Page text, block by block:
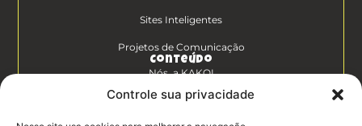
Controle sua privacidade
Sites Inteligentes
Projetos de Comunicação
Conteúdo
Nós, a KAKOI
Diferenciais Clientes KAKOI